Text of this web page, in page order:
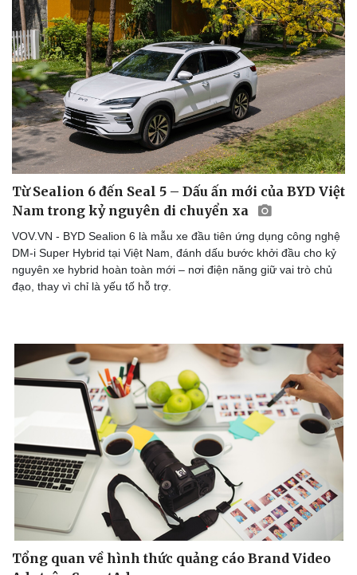
Doanh nghiệp
Thông tin doanh nghiệp
Doanh nghiệp 24h
Doanh nhân
Công nghệ
Sành điệu
Tin Công nghệ
Trải nghiệm
Từ Sealion 6 đến Seal 5 – Dấu ấn mới của BYD Việt
Nam trong kỷ nguyên di chuyển xa
VOV.VN - BYD Sealion 6 là mẫu xe đầu tiên ứng dụng công nghệ
DM-i Super Hybrid tại Việt Nam, đánh dấu bước khởi đầu cho kỷ
nguyên xe hybrid hoàn toàn mới – nơi điện năng giữ vai trò chủ
đạo, thay vì chỉ là yếu tố hỗ trợ.
Tổng quan về hình thức quảng cáo Brand Video